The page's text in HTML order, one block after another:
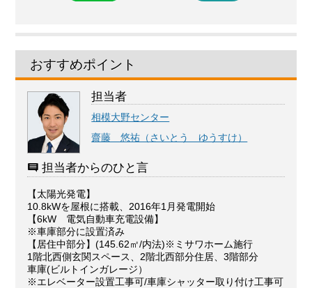
おすすめポイント
担当者
相模大野センター
齋藤 悠祐（さいとう ゆうすけ）
担当者からのひと言
【太陽光発電】
10.8kWを屋根に搭載、2016年1月発電開始
【6kW 電気自動車充電設備】
※車庫部分に設置済み
【居住中部分】(145.62㎡/内法)※ミサワホーム施行
1階北西側玄関スペース、2階北西部分住居、3階部分
車庫(ビルトインガレージ）
※エレベーター設置工事可/車庫シャッター取り付け工事可